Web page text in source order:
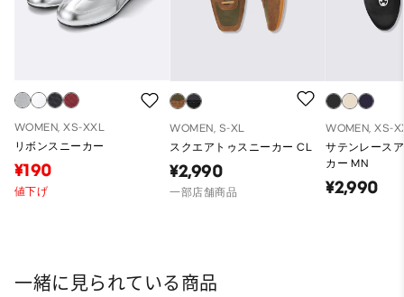
WOMEN, XS-XXL
リボンスニーカー
¥190
値下げ
WOMEN, S-XL
スクエアトゥスニーカー CL
¥2,990
一部店舗商品
WOMEN, XS-
サテンレース
カー MN
¥2,990
一緒に見られている商品